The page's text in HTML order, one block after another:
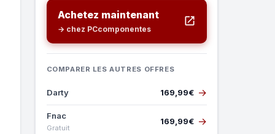
Achetez maintenant
→ chez PCcomponentes
COMPARER LES AUTRES OFFRES
Darty 169,99€ →
Fnac
Gratuit
169,99€ →